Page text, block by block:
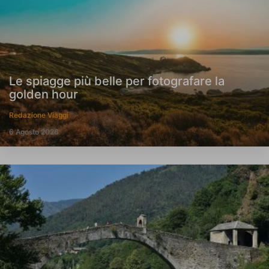
Le spiagge più belle per fotografare la
golden hour
Redazione Viaggi
6 Agosto 2026